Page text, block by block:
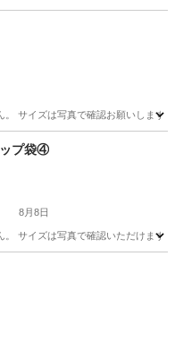
サイズは写真で確認お願いしま
用品
ョップ袋④
8月8日
サイズは写真で確認いただけま
用品